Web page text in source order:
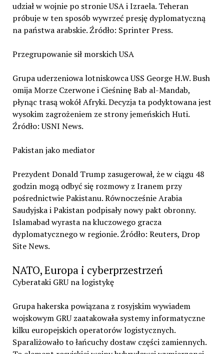
udział w wojnie po stronie USA i Izraela. Teheran
próbuje w ten sposób wywrzeć presję dyplomatyczną
na państwa arabskie. Źródło: Sprinter Press.
Przegrupowanie sił morskich USA
Grupa uderzeniowa lotniskowca USS George H.W. Bush
omija Morze Czerwone i Cieśninę Bab al-Mandab,
płynąc trasą wokół Afryki. Decyzja ta podyktowana jest
wysokim zagrożeniem ze strony jemeńskich Huti.
Źródło: USNI News.
Pakistan jako mediator
Prezydent Donald Trump zasugerował, że w ciągu 48
godzin mogą odbyć się rozmowy z Iranem przy
pośrednictwie Pakistanu. Równocześnie Arabia
Saudyjska i Pakistan podpisały nowy pakt obronny.
Islamabad wyrasta na kluczowego gracza
dyplomatycznego w regionie. Źródło: Reuters, Drop
Site News.
NATO, Europa i cyberprzestrzeń
Cyberataki GRU na logistykę
Grupa hakerska powiązana z rosyjskim wywiadem
wojskowym GRU zaatakowała systemy informatyczne
kilku europejskich operatorów logistycznych.
Sparaliżowało to łańcuchy dostaw części zamiennych.